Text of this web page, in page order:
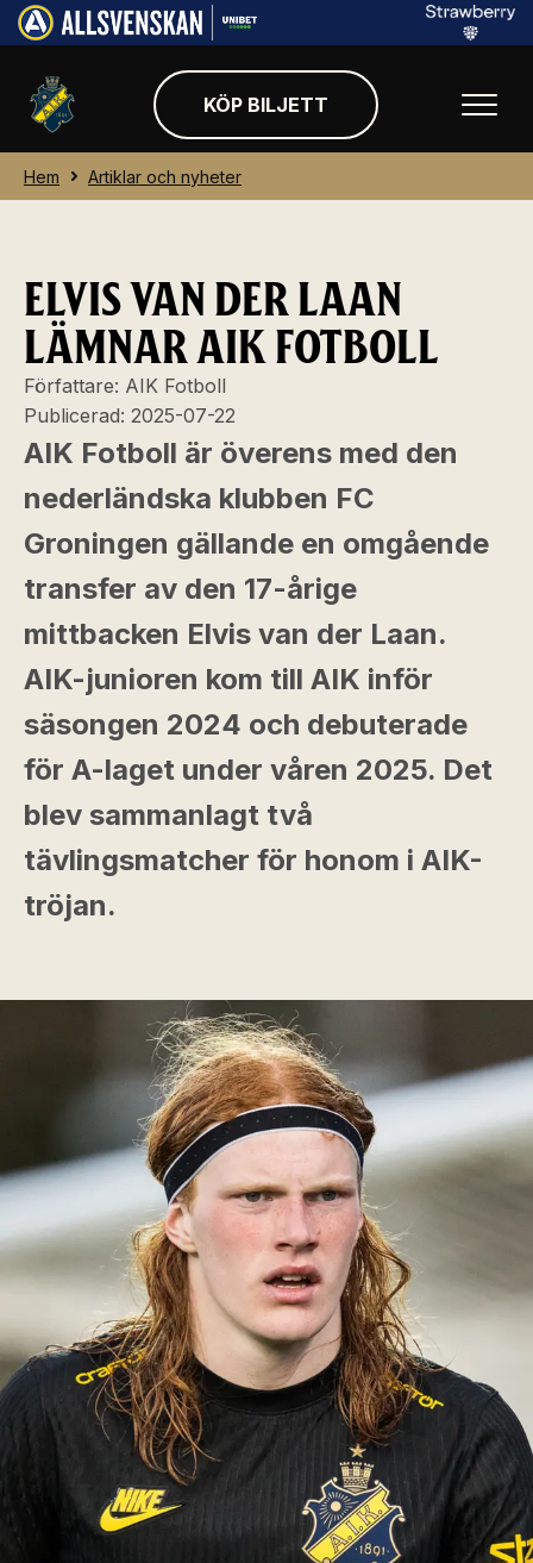
KÖP BILJETT
Hem Artiklar och nyheter
ELVIS VAN DER LAAN
LÄMNAR AIK FOTBOLL
Författare: AIK Fotboll
Publicerad: 2025-07-22
AIK Fotboll är överens med den
nederländska klubben FC
Groningen gällande en omgående
transfer av den 17-årige
mittbacken Elvis van der Laan.
AIK-junioren kom till AIK inför
säsongen 2024 och debuterade
för A-laget under våren 2025. Det
blev sammanlagt två
tävlingsmatcher för honom i AIK-
tröjan.